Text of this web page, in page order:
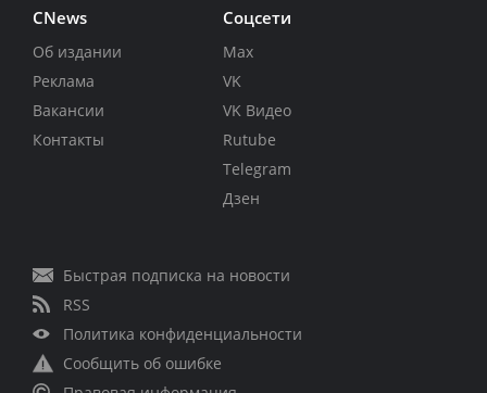
CNews
Об издании
Реклама
Вакансии
Контакты
Соцсети
Max
VK
VK Видео
Rutube
Telegram
Дзен
Быстрая подписка на новости
RSS
Политика конфиденциальности
Сообщить об ошибке